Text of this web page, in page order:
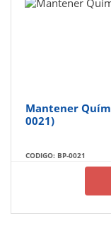
Mantener
0021)
CODIGO: BP-0021